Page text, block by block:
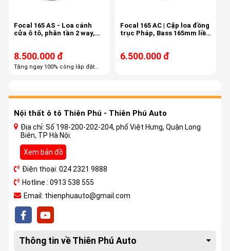
Focal 165 AS - Loa cánh
cửa ô tô, phân tần 2 way,
8.500.000 đ
Tặng ngay 100% công lắp đặt
Focal 165 AC | Cặp loa đồng
trục Pháp, Bass 165mm liền
6.500.000 đ
Nội thất ô tô Thiên Phú - Thiên Phú Auto
Địa chỉ: Số 198-200-202-204, phố Việt Hưng, Quận Long
Biên, TP Hà Nội.
Xem bản đồ
Điện thoại: 024 2321 9888
Hotline : 0913 538 555
Email: thienphuauto@gmail.com
Thông tin về Thiên Phú Auto